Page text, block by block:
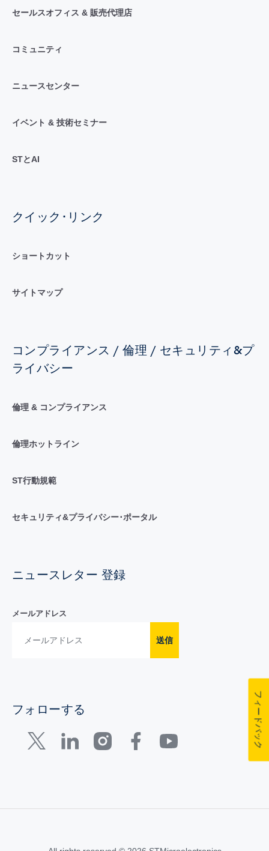
セールスオフィス & 販売代理店
コミュニティ
ニュースセンター
イベント & 技術セミナー
STとAI
クイック･リンク
ショートカット
サイトマップ
コンプライアンス / 倫理 / セキュリティ&プ
ライバシー
倫理 & コンプライアンス
倫理ホットライン
ST行動規範
セキュリティ&プライバシー･ポータル
ニュースレター 登録
メールアドレス
送信
フォローする フィードバック